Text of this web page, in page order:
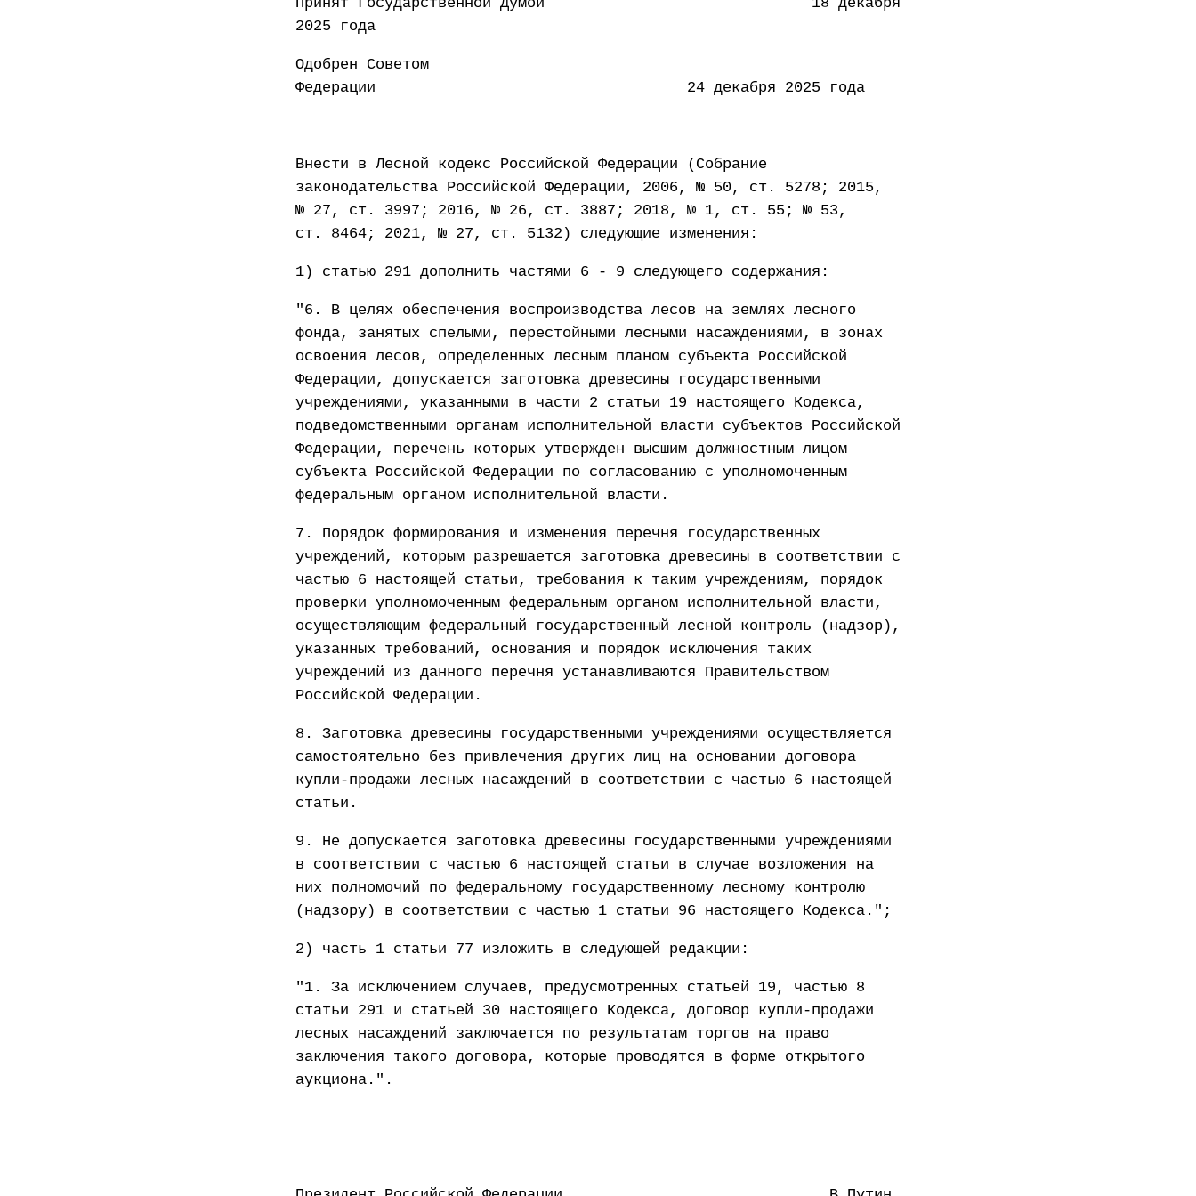
2025 года
Одобрен Советом
Федерации 24 декабря 2025 года
Внести в Лесной кодекс Российской Федерации (Собрание
законодательства Российской Федерации, 2006, № 50, ст. 5278; 2015,
№ 27, ст. 3997; 2016, № 26, ст. 3887; 2018, № 1, ст. 55; № 53,
ст. 8464; 2021, № 27, ст. 5132) следующие изменения:
1) статью 291 дополнить частями 6 - 9 следующего содержания:
"6. В целях обеспечения воспроизводства лесов на землях лесного
фонда, занятых спелыми, перестойными лесными насаждениями, в зонах
освоения лесов, определенных лесным планом субъекта Российской
Федерации, допускается заготовка древесины государственными
учреждениями, указанными в части 2 статьи 19 настоящего Кодекса,
подведомственными органам исполнительной власти субъектов Российской
Федерации, перечень которых утвержден высшим должностным лицом
субъекта Российской Федерации по согласованию с уполномоченным
федеральным органом исполнительной власти.
7. Порядок формирования и изменения перечня государственных
учреждений, которым разрешается заготовка древесины в соответствии с
частью 6 настоящей статьи, требования к таким учреждениям, порядок
проверки уполномоченным федеральным органом исполнительной власти,
осуществляющим федеральный государственный лесной контроль (надзор),
указанных требований, основания и порядок исключения таких
учреждений из данного перечня устанавливаются Правительством
Российской Федерации.
8. Заготовка древесины государственными учреждениями осуществляется
самостоятельно без привлечения других лиц на основании договора
купли-продажи лесных насаждений в соответствии с частью 6 настоящей
статьи.
9. Не допускается заготовка древесины государственными учреждениями
в соответствии с частью 6 настоящей статьи в случае возложения на
них полномочий по федеральному государственному лесному контролю
(надзору) в соответствии с частью 1 статьи 96 настоящего Кодекса.";
2) часть 1 статьи 77 изложить в следующей редакции:
"1. За исключением случаев, предусмотренных статьей 19, частью 8
статьи 291 и статьей 30 настоящего Кодекса, договор купли-продажи
лесных насаждений заключается по результатам торгов на право
заключения такого договора, которые проводятся в форме открытого
аукциона.".